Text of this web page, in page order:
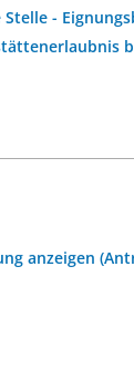
Stelle -
anzeigen